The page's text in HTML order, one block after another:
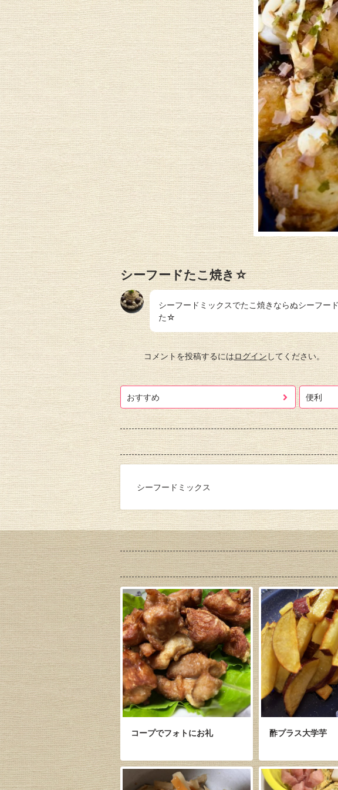
シーフードたこ焼き☆
シーフードミックスでたこ焼きならぬシーフー
た☆
コメントを投稿するにはログインしてください。
おすすめ 便利
シーフードミックス
コープでフォトにお礼 酢プラス大学芋